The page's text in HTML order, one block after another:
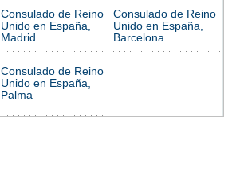
Consulado de Reino
Unido en España,
Madrid
Consulado de Reino
Unido en España,
Barcelona
Consulado de Reino
Unido en España,
Palma